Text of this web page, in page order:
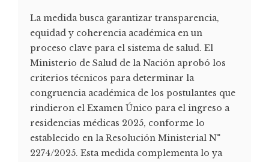
La medida busca garantizar transparencia,
equidad y coherencia académica en un
proceso clave para el sistema de salud. El
Ministerio de Salud de la Nación aprobó los
criterios técnicos para determinar la
congruencia académica de los postulantes que
rindieron el Examen Único para el ingreso a
residencias médicas 2025, conforme lo
establecido en la Resolución Ministerial N°
2274/2025. Esta medida complementa lo ya